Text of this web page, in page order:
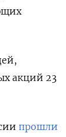
акций 23
прошли